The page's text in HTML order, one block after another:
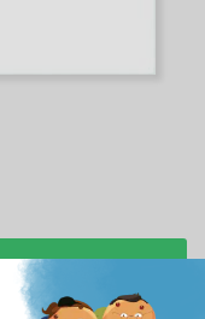
Suivant